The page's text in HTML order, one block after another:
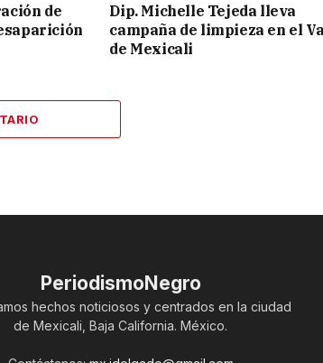
de
Dip. Michelle Tejeda lleva
campaña de limpieza en el
de Mexicali
PeriodismoNegro
hechos noticiosos y centrados en la ciudad
de Mexicali, Baja California. México.